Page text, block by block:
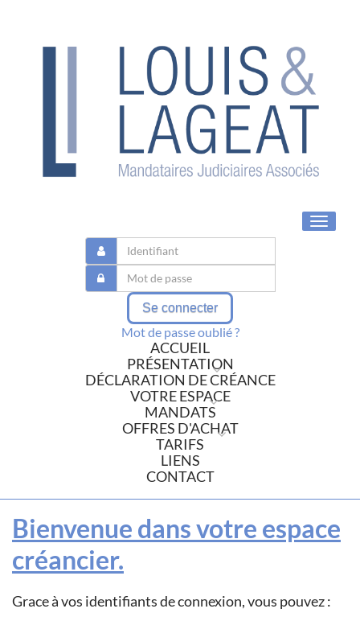
Toggle
Se connecter
Mot de passe oublié ?
ACCUEIL
PRÉSENTATION
DÉCLARATION DE CRÉANCE
VOTRE ESPACE
MANDATS
OFFRES D'ACHAT
TARIFS
LIENS
CONTACT
Bienvenue dans votre espace
créancier.
Grace à vos identifiants de connexion, vous pouvez :